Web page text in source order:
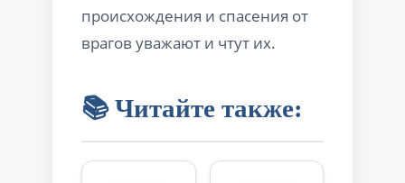
происхождения и спасения от
врагов уважают и чтут их.
📚 Читайте также: